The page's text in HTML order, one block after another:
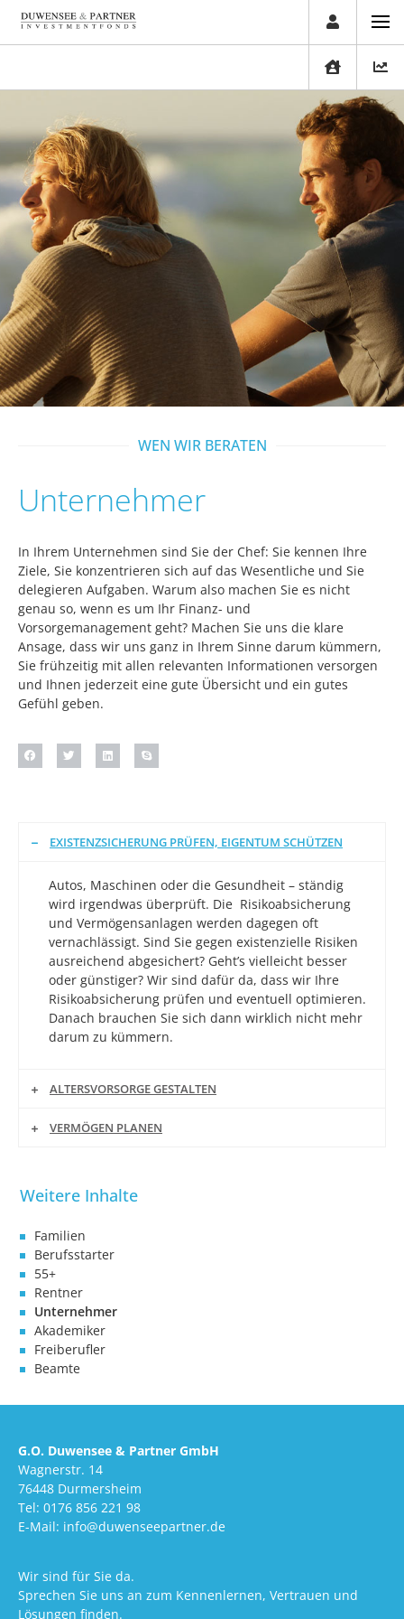
WEN WIR BERATEN
Unternehmer
In Ihrem Unternehmen sind Sie der Chef: Sie kennen Ihre
Ziele, Sie konzentrieren sich auf das Wesentliche und Sie
delegieren Aufgaben. Warum also machen Sie es nicht
genau so, wenn es um Ihr Finanz- und
Vorsorgemanagement geht? Machen Sie uns die klare
Ansage, dass wir uns ganz in Ihrem Sinne darum kümmern,
Sie frühzeitig mit allen relevanten Informationen versorgen
und Ihnen jederzeit eine gute Übersicht und ein gutes
Gefühl geben.
EXISTENZSICHERUNG PRÜFEN, EIGENTUM SCHÜTZEN
Autos, Maschinen oder die Gesundheit – ständig
wird irgendwas überprüft. Die Risikoabsicherung
und Vermögensanlagen werden dagegen oft
vernachlässigt. Sind Sie gegen existenzielle Risiken
ausreichend abgesichert? Geht’s vielleicht besser
oder günstiger? Wir sind dafür da, dass wir Ihre
Risikoabsicherung prüfen und eventuell optimieren.
Danach brauchen Sie sich dann wirklich nicht mehr
darum zu kümmern.
ALTERSVORSORGE GESTALTEN
VERMÖGEN PLANEN
Familien
Berufsstarter
55+
Rentner
Unternehmer
Akademiker
Freiberufler
Beamte
G.O. Duwensee & Partner GmbH
Wagnerstr. 14
76448 Durmersheim
Tel: 0176 856 221 98
E-Mail: info@duwenseepartner.de
Wir sind für Sie da.
Sprechen Sie uns an zum Kennenlernen, Vertrauen und
Lösungen finden.